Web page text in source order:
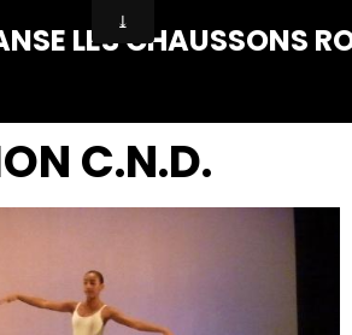
LES CHAUSSONS
C.N.D.